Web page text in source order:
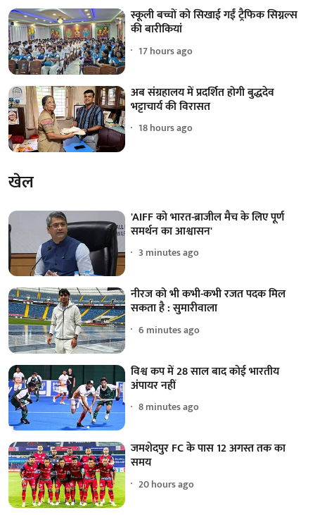
स्कूली बच्चों को सिखाई गईं ट्रैफिक सिग्नल्स
की बारीकियां
17 hours ago
अब संग्रहालय में प्रदर्शित होगी बुद्धदेव
भट्टाचार्य की विरासत
18 hours ago
खेल
'AIFF को भारत-ब्राजील मैच के लिए पूर्ण
समर्थन का आश्वासन'
3 minutes ago
नीरज को भी कभी-कभी रजत पदक मिल
सकता है : सुमारीवाला
6 minutes ago
विश्व कप में 28 साल बाद कोई भारतीय
अंपायर नहीं
8 minutes ago
जमशेदपुर FC के पास 12 अगस्त तक का
समय
20 hours ago